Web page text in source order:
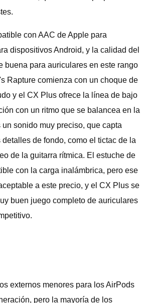
con AAC de Apple para
dispositivos Android, y la calidad del
buena para auriculares en este rango
Rapture comienza con un choque de
y el CX Plus ofrece la línea de bajo
con un ritmo que se balancea en la
sonido muy preciso, que capta
de fondo, como el tictac de la
de la guitarra rítmica. El estuche de
con la carga inalámbrica, pero ese
a este precio, y el CX Plus se
buen juego completo de auriculares
externos menores para los AirPods
pero la mayoría de los